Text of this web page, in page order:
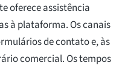
oferece assistência
à plataforma. Os canais
de contato e, às
comercial. Os tempos